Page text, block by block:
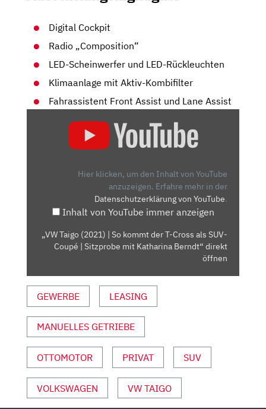
Digital Cockpit
Radio „Composition“
LED-Scheinwerfer und LED-Rückleuchten
Klimaanlage mit Aktiv-Kombifilter
Fahrassistent Front Assist und Lane Assist
CROSS
| SITZPROBE
MIT
KATHARINA
BERNDT“
YOUTUBE
ANZEIGEN
Hier klicken, um den Inhalt von YouTube
anzuzeigen. Erfahre mehr in der
Datenschutzerklärung von YouTube.
Inhalt von YouTube immer anzeigen
„VW Taigo (2021) | So kommt der T-Cross als SUV-
Coupé | Sitzprobe mit Katharina Berndt“ direkt
öffnen
GEWERBE LEASING
MANUELLES GETRIEBE
OTTOMOTOR PRIVAT SUV
VOLKSWAGEN VW TAIGO